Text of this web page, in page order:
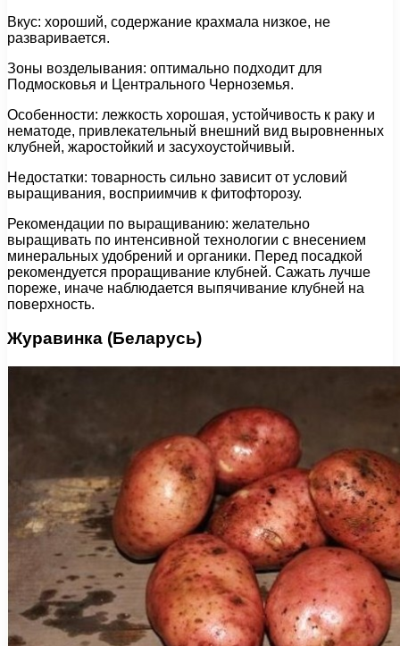
Вкус: хороший, содержание крахмала низкое, не
разваривается.
Зоны возделывания: оптимально подходит для
Подмосковья и Центрального Черноземья.
Особенности: лежкость хорошая, устойчивость к раку и
нематоде, привлекательный внешний вид выровненных
клубней, жаростойкий и засухоустойчивый.
Недостатки: товарность сильно зависит от условий
выращивания, восприимчив к фитофторозу.
Рекомендации по выращиванию: желательно
выращивать по интенсивной технологии с внесением
минеральных удобрений и органики. Перед посадкой
рекомендуется проращивание клубней. Сажать лучше
пореже, иначе наблюдается выпячивание клубней на
поверхность.
Журавинка (Беларусь)